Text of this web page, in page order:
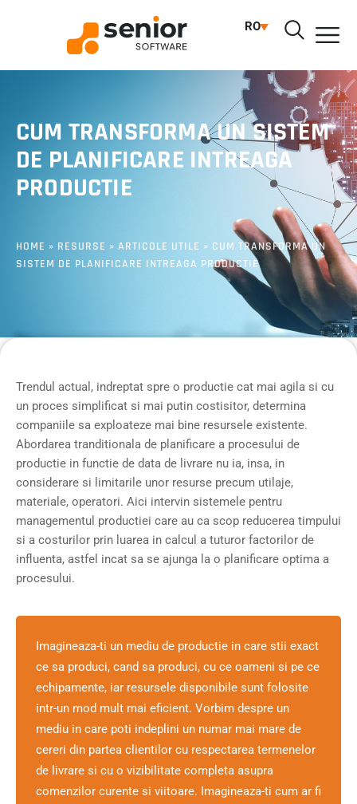
RO
CUM TRANSFORMA UN SISTEM
DE PLANIFICARE INTREAGA
PRODUCTIE
HOME » RESURSE » ARTICOLE UTILE » CUM TRANSFORMA UN
SISTEM DE PLANIFICARE INTREAGA PRODUCTIE
Trendul actual, indreptat spre o productie cat mai agila si cu
un proces simplificat si mai putin costisitor, determina
companiile sa exploateze mai bine resursele existente.
Abordarea tranditionala de planificare a procesului de
productie in functie de data de livrare nu ia, insa, in
considerare si limitarile unor resurse precum utilaje,
materiale, operatori. Aici intervin sistemele pentru
managementul productiei care au ca scop reducerea timpului
si a costurilor prin luarea in calcul a tuturor factorilor de
influenta, astfel incat sa se ajunga la o planificare optima a
procesului.
Imagineaza-ti un mediu de productie in care stii exact
ce sa produci, cand sa produci, cu ce oameni si pe ce
echipamente, iar resursele disponibile sunt folosite
intr-un mod mult mai eficient. Vorbim despre un
mediu in care poti indeplini un numar mai mare de
cereri din partea clientilor cu respectarea termenelor
de livrare si cu o vizibilitate completa asupra
comenzilor curente si viitoare. Imagineaza-ti cum ar fi